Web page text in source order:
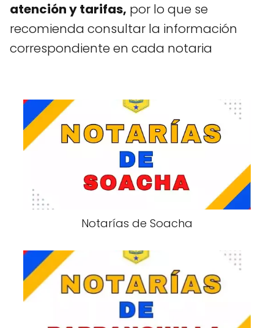
atención y tarifas, por lo que se
recomienda consultar la información
correspondiente en cada notaria
Notarías de Soacha